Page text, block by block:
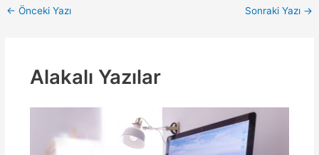
Yazı
← Önceki Yazı Sonraki Yazı →
Alakalı Yazılar